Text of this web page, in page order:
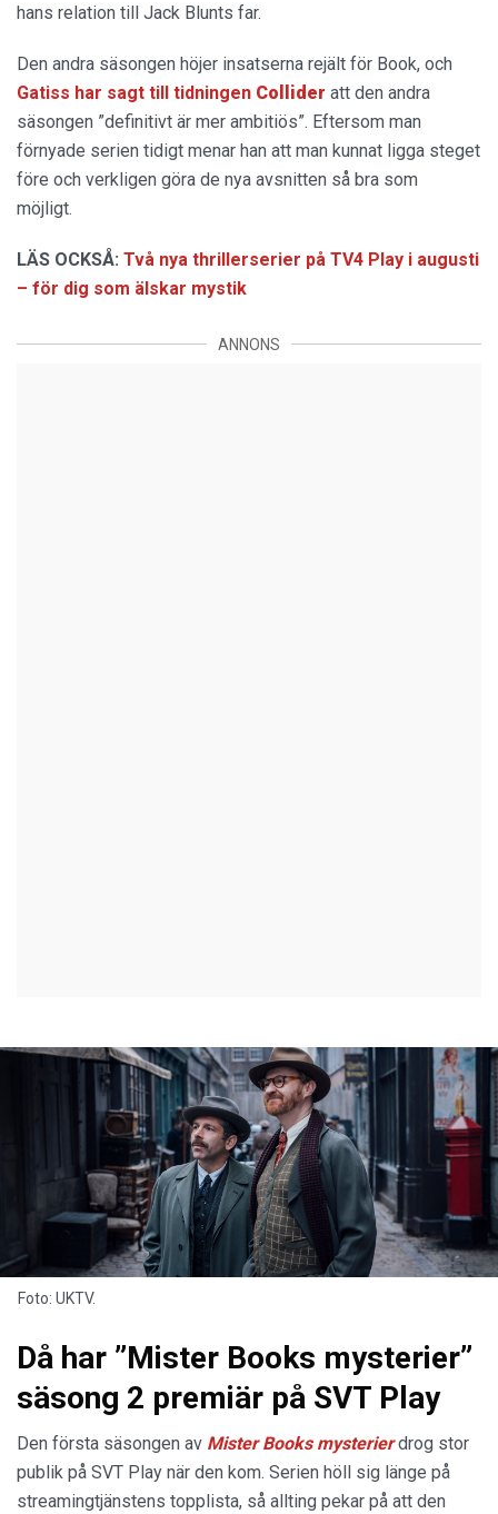
hans relation till Jack Blunts far.
Den andra säsongen höjer insatserna rejält för Book, och
Gatiss har sagt till tidningen Collider att den andra
säsongen ”definitivt är mer ambitiös”. Eftersom man
förnyade serien tidigt menar han att man kunnat ligga steget
före och verkligen göra de nya avsnitten så bra som
möjligt.
LÄS OCKSÅ: Två nya thrillerserier på TV4 Play i augusti
– för dig som älskar mystik
ANNONS
Foto: UKTV.
Då har ”Mister Books mysterier”
säsong 2 premiär på SVT Play
Den första säsongen av Mister Books mysterier drog stor
publik på SVT Play när den kom. Serien höll sig länge på
streamingtjänstens topplista, så allting pekar på att den